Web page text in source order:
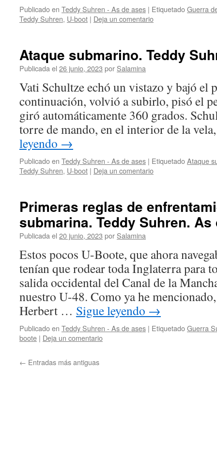
Publicado en Teddy Suhren - As de ases | EtiquetadoGuerra
Teddy Suhren, U-boot | Deja un comentario
Ataque submarino. Teddy
Publicada el 26 junio, 2023 por Salamina
Vati Schultze echó un vistazo y bajó el
continuación, volvió a subirlo, pisó el
giró automáticamente 360 grados.
torre de mando, en el interior de la
leyendo →
Publicado en Teddy Suhren - As de ases | EtiquetadoAtaque
Teddy Suhren, U-boot | Deja un comentario
Primeras reglas de
submarina. Teddy Suhren. As
Publicada el 20 junio, 2023 por Salamina
Estos pocos U-Boote, que ahora
tenían que rodear toda Inglaterra para
salida occidental del Canal de la
nuestro U-48. Como ya he
Herbert … Sigue leyendo →
Publicado en Teddy Suhren - As de ases | EtiquetadoGuerra
boote | Deja un comentario
← Entradas más antiguas